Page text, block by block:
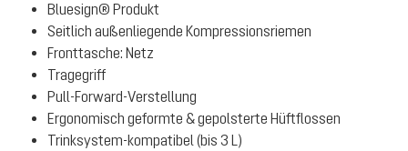
Bluesign® Produkt
Seitlich außenliegende Kompressionsriemen
Fronttasche: Netz
Tragegriff
Pull-Forward-Verstellung
Ergonomisch geformte & gepolsterte Hüftflossen
Trinksystem-kompatibel (bis 3 L)